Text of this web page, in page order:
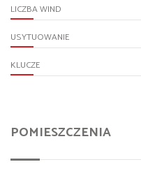
LICZBA WIND
USYTUOWANIE
KLUCZE
POMIESZCZENIA